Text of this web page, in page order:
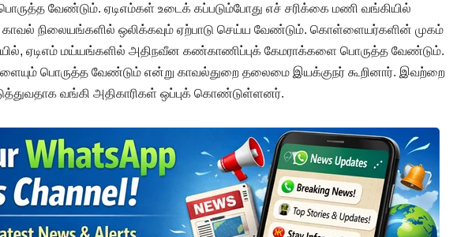
வேண்டும். ஏடிஎம்கள் உடைக் கப்படும்போது எச் சரிக்கை மணி வங்கியில்
காவல் நிலையங்களில் ஒலிக்கவும் ஏற்பாடு செய்ய வேண்டும். கொள்ளையர்களின் முகம்
ஏடிஎம் மய்யங்களில் அதிநவீன கண்காணிப்புக் கேமராக்களை பொருத்த வேண்டும்.
பொருத்த வேண்டும் என்று காவல்துறை தலைமை இயக்குநர் கூறினார். இவற்றை
வங்கி அதிகாரிகள் ஒப்புக் கொண்டுள்ளனர்.